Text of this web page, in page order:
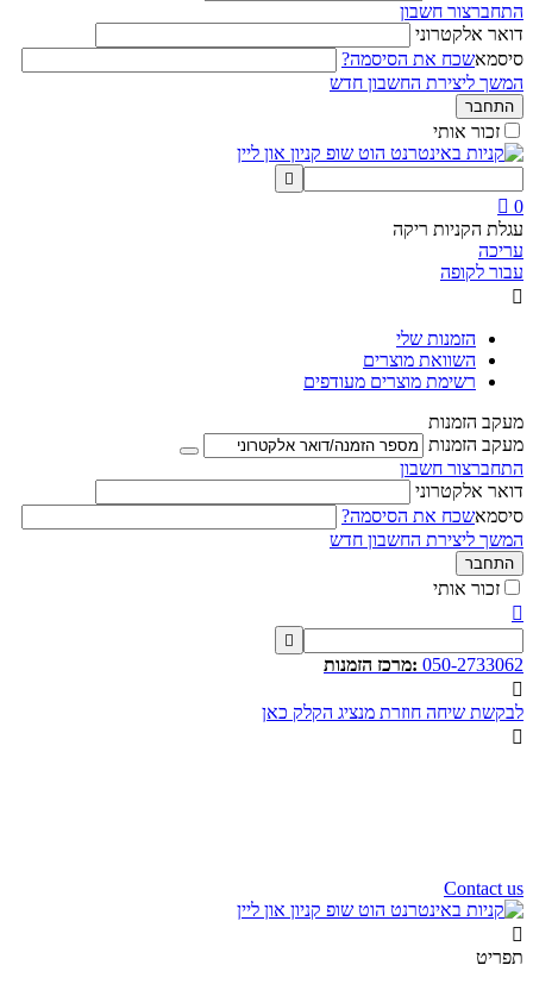
התחברצור חשבון
דואר אלקטרוני
סיסמאשכח את הסיסמה?
המשך ליצירת החשבון חדש
התחבר
זכור אותי

0

עגלת הקניות ריקה
עריכה
עבור לקופה

הזמנות שלי
השוואת מוצרים
רשימת מוצרים מעודפים
מעקב הזמנות
מעקב הזמנות
התחברצור חשבון
דואר אלקטרוני
סיסמאשכח את הסיסמה?
המשך ליצירת החשבון חדש
התחבר
זכור אותי


050-2733062 :מרכז הזמנות

לבקשת שיחה חוזרת מנציג הקלק כאן

Contact us

תפריט